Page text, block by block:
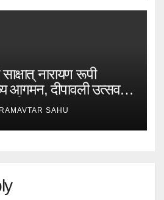
नारायण रूपी
आगमन, दीपावली उत्सव में
RAMAVTAR SAHU